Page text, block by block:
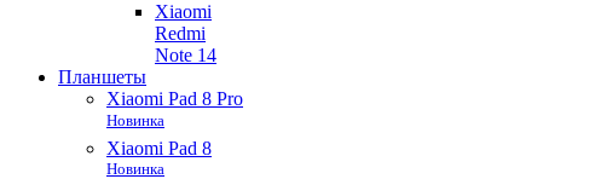
Xiaomi
Redmi
Note 14
Планшеты
Xiaomi Pad 8 Pro
Новинка
Xiaomi Pad 8
Новинка